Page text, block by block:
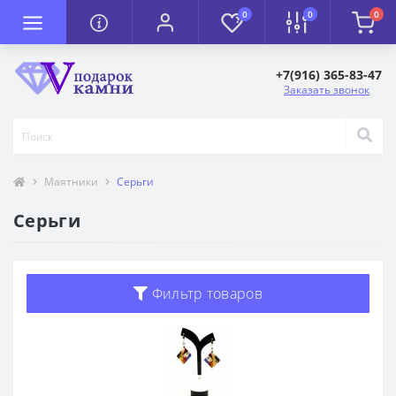
0 0 0
+7(916) 365-83-47
Заказать звонок
Маятники Серьги
Серьги
Фильтр товаров